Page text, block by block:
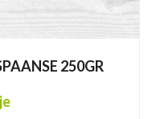
250GR